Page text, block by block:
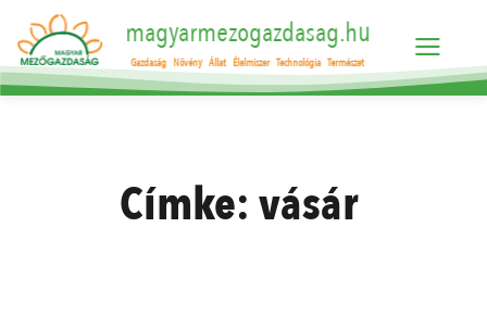
magyarmezogazdasag.hu
Gazdaság Növény Állat Élelmiszer Technológia Természet
Címke:vásár